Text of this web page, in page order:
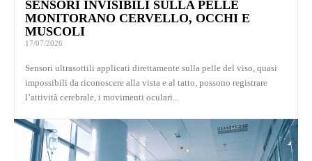
SENSORI INVISIBILI SULLA PELLE
MONITORANO CERVELLO, OCCHI E
MUSCOLI
17/07/2026
Sensori ultrasottili applicati direttamente sulla pelle del viso, quasi
impossibili da riconoscere alla vista e al tatto, possono registrare
l’attività cerebrale, i movimenti oculari...